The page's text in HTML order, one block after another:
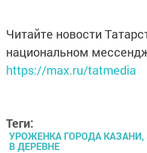
Читайте новости
национальном
https://max.ru/tatmedia
Теги:
УРОЖЕНКА ГОРОДА КАЗАНИ,
В ДЕРЕВНЕ